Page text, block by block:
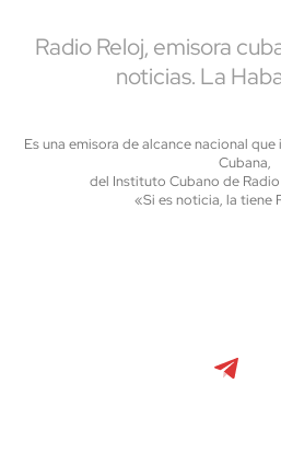
Radio Reloj, emisora
noticias. La
Es una emisora de alcance nacional
Cubana,
del Instituto Cubano de
«Si es noticia, la tiene